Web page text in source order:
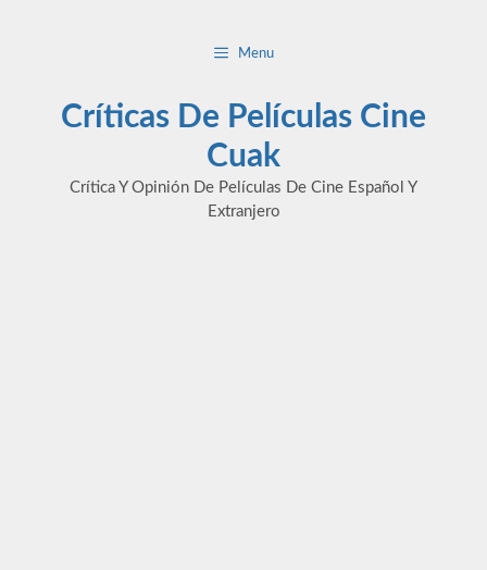
Menu
Críticas De Películas Cine
Cuak
Crítica Y Opinión De Películas De Cine Español Y
Extranjero